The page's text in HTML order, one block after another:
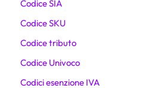
Codice SIA
Codice SKU
Codice tributo
Codice Univoco
Codici esenzione IVA